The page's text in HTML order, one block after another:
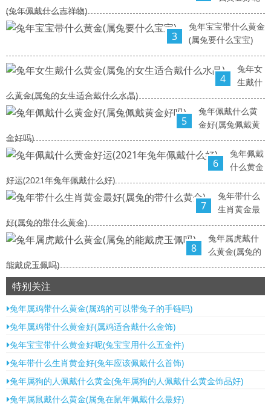
(兔年佩戴什么吉祥物)
3
兔年宝宝带什么黄金
(属兔要什么宝宝)
4
兔年女
生戴什
么黄金(属兔的女生适合戴什么水晶)
5
兔年佩戴什么黄
金好(属兔佩戴黄
金好吗)
6
兔年佩戴
什么黄金
好运(2021年兔年佩戴什么好)
7
兔年带什么
生肖黄金最
好(属兔的带什么黄金)
8
兔年属虎戴什
么黄金(属兔的
能戴虎玉佩吗)
特别关注
兔年属鸡带什么黄金(属鸡的可以带兔子的手链吗)
兔年属鸡带什么黄金好(属鸡适合戴什么金饰)
兔年宝宝带什么黄金好呢(兔宝宝用什么五金件)
兔年带什么生肖黄金好(兔年应该佩戴什么首饰)
兔年属狗的人佩戴什么黄金(兔年属狗的人佩戴什么黄金饰品好)
兔年属鼠戴什么黄金(属兔在鼠年佩戴什么最好)